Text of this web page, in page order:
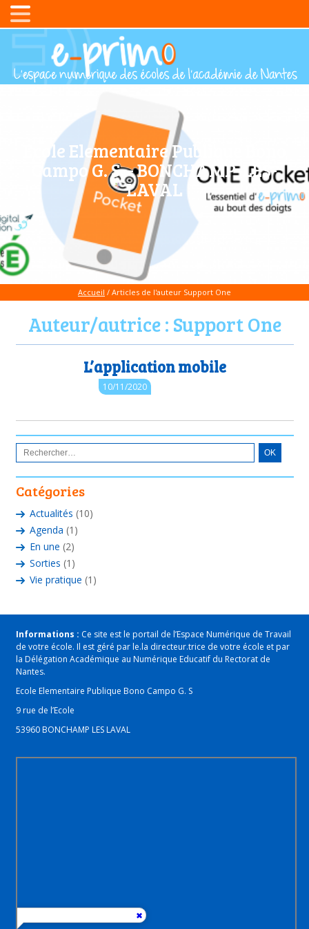
Ecole Elementaire Publique Bono
Campo G. S. - BONCHAMP-LES-
LAVAL
Accueil / Articles de l'auteur Support One
Auteur/autrice : Support One
L’application mobile
10/11/2020
Catégories
Actualités (10)
Agenda (1)
En une (2)
Sorties (1)
Vie pratique (1)
Informations : Ce site est le portail de l’Espace Numérique de Travail
de votre école. Il est géré par le.la directeur.trice de votre école et par
la Délégation Académique au Numérique Educatif du Rectorat de
Nantes.
Ecole Elementaire Publique Bono Campo G. S
9 rue de l’Ecole
53960 BONCHAMP LES LAVAL